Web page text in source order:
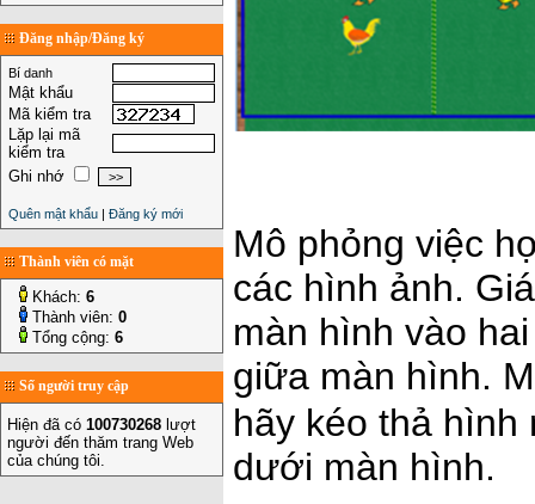
Đăng nhập/Đăng ký
Bí danh
Mật khẩu
Mã kiểm tra
Lặp lại mã
kiểm tra
Ghi nhớ
Quên mật khẩu | Đăng ký mới
Thành viên có mặt
Khách: 6
Thành viên: 0
Tổng cộng: 6
Số người truy cập
Hiện đã có 100730268 lượt
người đến thăm trang Web
của chúng tôi.
Mô phỏng việc
các hình ảnh.
màn hình vào
giữa màn hình.
hãy kéo thả
dưới màn hình.